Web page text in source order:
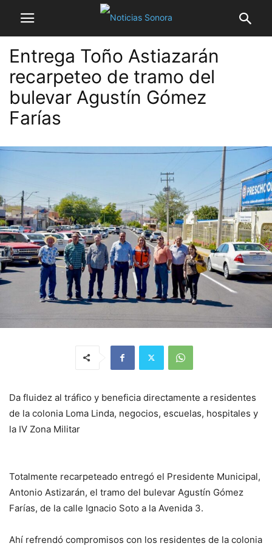
Entrega Toño Astiazarán
recarpeteo de tramo del
bulevar Agustín Gómez
Farías
Da fluidez al tráfico y beneficia directamente a residentes
de la colonia Loma Linda, negocios, escuelas, hospitales y
la IV Zona Militar
Totalmente recarpeteado entregó el Presidente Municipal,
Antonio Astizarán, el tramo del bulevar Agustín Gómez
Farías, de la calle Ignacio Soto a la Avenida 3.
Ahí refrendó compromisos con los residentes de la colonia